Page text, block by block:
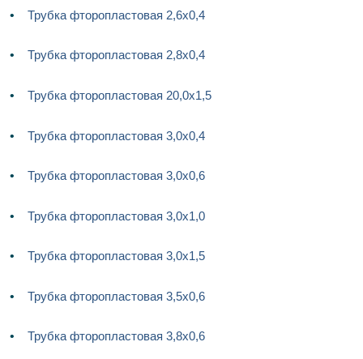
Трубка фторопластовая 2,6х0,4
Трубка фторопластовая 2,8х0,4
Трубка фторопластовая 20,0х1,5
Трубка фторопластовая 3,0х0,4
Трубка фторопластовая 3,0х0,6
Трубка фторопластовая 3,0х1,0
Трубка фторопластовая 3,0х1,5
Трубка фторопластовая 3,5х0,6
Трубка фторопластовая 3,8х0,6